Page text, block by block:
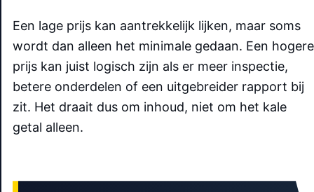
Een lage prijs kan aantrekkelijk lijken, maar soms
wordt dan alleen het minimale gedaan. Een hogere
prijs kan juist logisch zijn als er meer inspectie,
betere onderdelen of een uitgebreider rapport bij
zit. Het draait dus om inhoud, niet om het kale
getal alleen.